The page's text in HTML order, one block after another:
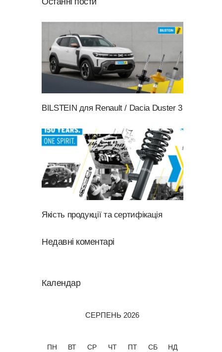
BILSTEIN для Renault / Dacia Duster 3
Якість продукції та сертифікація
Недавні коментарі
Календар
СЕРПЕНЬ 2026
ПН ВТ СР ЧТ ПТ СБ
НД